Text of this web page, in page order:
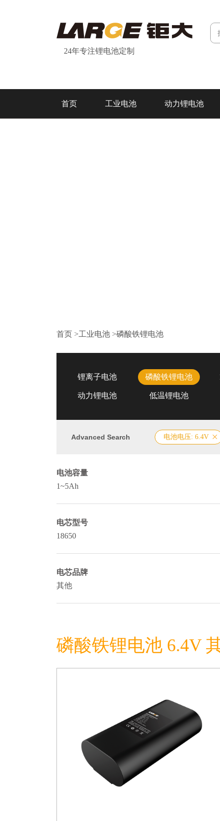
24年专注锂电池定制
首页 工业电池 动力锂电池
首页 >工业电池 >磷酸铁锂电池
锂离子电池 磷酸铁锂电池
动力锂电池 低温锂电池
Advanced Search 电池电压: 6.4V
电池容量
1~5Ah
电芯型号
18650
电芯品牌
其他
磷酸铁锂电池 6.4V